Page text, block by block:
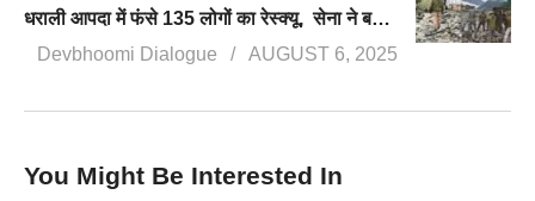
धराली आपदा में फंसे 135 लोगों का रेस्क्यू, सेना ने बनाया अस्थाई पुल, सीएम धामी ने लिया आपदाग्रस्त हवाई जायजा
Devbhoomi Dialogue
AUGUST 6, 2025
You Might Be Interested In